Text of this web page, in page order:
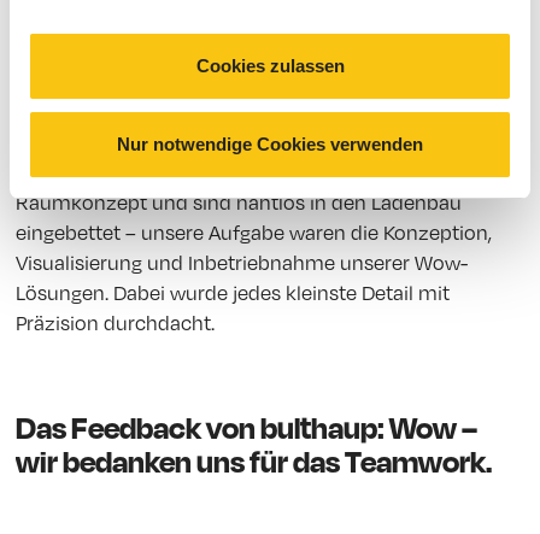
Cookies zulassen
Nur notwendige Cookies verwenden
Alle Systeme erweitern das architektonische
Raumkonzept und sind nahtlos in den Ladenbau
eingebettet – unsere Aufgabe waren die Konzeption,
Visualisierung und Inbetriebnahme unserer Wow-
Lösungen. Dabei wurde jedes kleinste Detail mit
Präzision durchdacht.
Das Feedback von bulthaup: Wow –
wir bedanken uns für das Teamwork.